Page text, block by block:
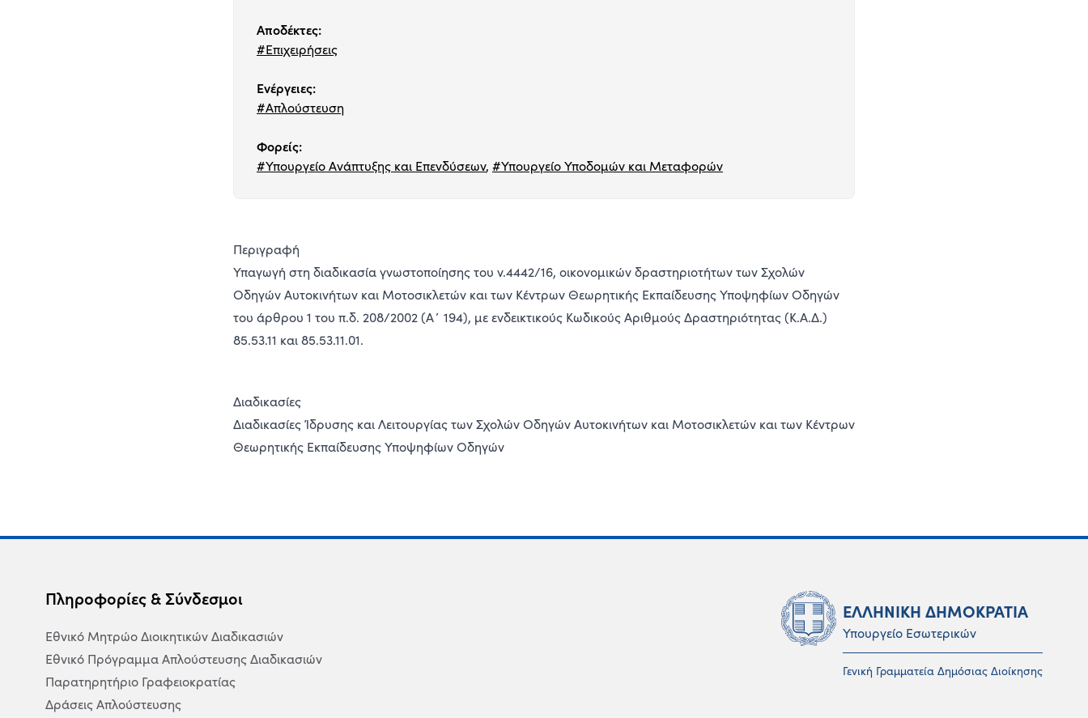
Αποδέκτες:
#Επιχειρήσεις
Ενέργειες:
#Απλούστευση
Φορείς:
#Υπουργείο Ανάπτυξης και Επενδύσεων, #Υπουργείο Υποδομών και Μεταφορών
Περιγραφή
Υπαγωγή στη διαδικασία γνωστοποίησης του ν.4442/16, οικονομικών δραστηριοτήτων των Σχολών
Οδηγών Αυτοκινήτων και Μοτοσικλετών και των Κέντρων Θεωρητικής Εκπαίδευσης Υποψηφίων Οδηγών
του άρθρου 1 του π.δ. 208/2002 (Α΄ 194), με ενδεικτικούς Κωδικούς Αριθμούς Δραστηριότητας (Κ.Α.Δ.)
85.53.11 και 85.53.11.01.
Διαδικασίες
Διαδικασίες Ίδρυσης και Λειτουργίας των Σχολών Οδηγών Αυτοκινήτων και Μοτοσικλετών και των Κέντρων
Θεωρητικής Εκπαίδευσης Υποψηφίων Οδηγών
Πληροφορίες & Σύνδεσμοι
Εθνικό Μητρώο Διοικητικών Διαδικασιών
Εθνικό Πρόγραμμα Απλούστευσης Διαδικασιών
Παρατηρητήριο Γραφειοκρατίας
Δράσεις Απλούστευσης
ΕΛΛΗΝΙΚΗ ΔΗΜΟΚΡΑΤΙΑ
Υπουργείο Εσωτερικών
Γενική Γραμματεία Δημόσιας Διοίκησης